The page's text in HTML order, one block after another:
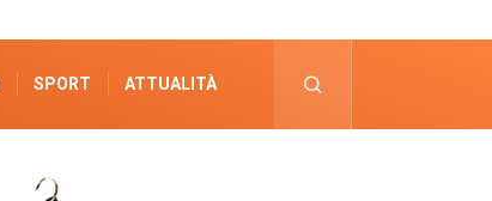
SPORT ATTUALITÀ
PUBBLICITÀ ELETTORALE